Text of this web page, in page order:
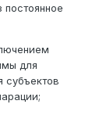
постоянное
для
субъектов